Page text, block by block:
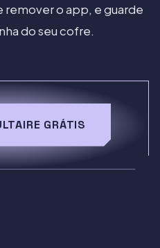
o app, e guarde
do seu cofre.
GRÁTIS